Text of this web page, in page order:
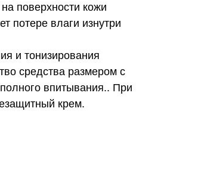
поверхности кожи
потере влаги изнутри
и тонизирования
средства размером с
впитывания.. При
крем.